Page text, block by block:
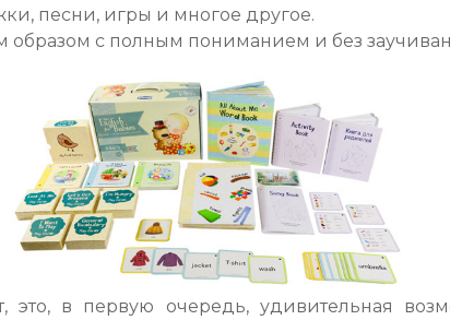
песни, игры и многое другое.
образом с полным пониманием и без
в первую очередь, удивительная